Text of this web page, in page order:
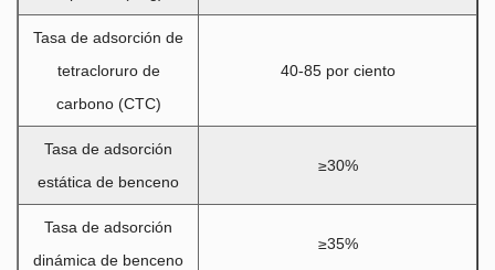
Tasa de adsorción de
tetracloruro de
carbono (CTC)
40-85 por ciento
Tasa de adsorción
estática de benceno
≥30%
Tasa de adsorción
dinámica de benceno
≥35%